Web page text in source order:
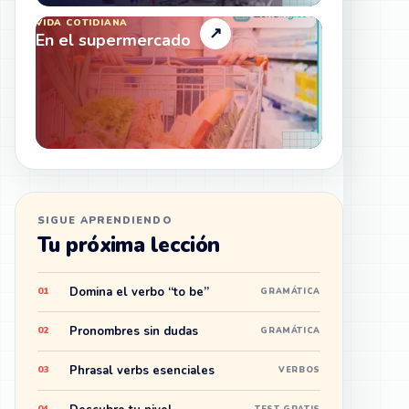
VIDA COTIDIANA
En el supermercado ↗
SIGUE APRENDIENDO
Tu próxima lección
01 Domina el verbo “to be” GRAMÁTICA
02 Pronombres sin dudas GRAMÁTICA
03 Phrasal verbs esenciales VERBOS